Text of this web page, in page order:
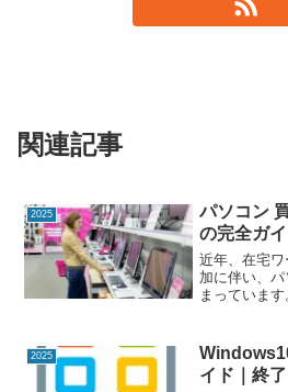
関連記事
2025
パソコン
の完全ガ
近年、在宅
加に伴い、
まっていま
つくことも
いまま売却
2025
イド｜終